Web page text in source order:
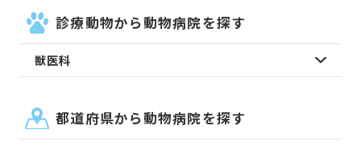
診療動物から動物病院を探す
獣医科
都道府県から動物病院を探す